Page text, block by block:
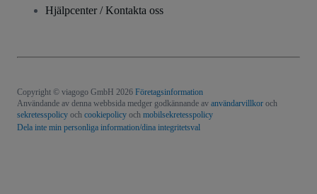
Hjälpcenter / Kontakta oss
Copyright © viagogo GmbH 2026 Företagsinformation
Användande av denna webbsida medger godkännande av användarvillkor och
sekretesspolicy och cookiepolicy och mobilsekretesspolicy
Dela inte min personliga information/dina integritetsval